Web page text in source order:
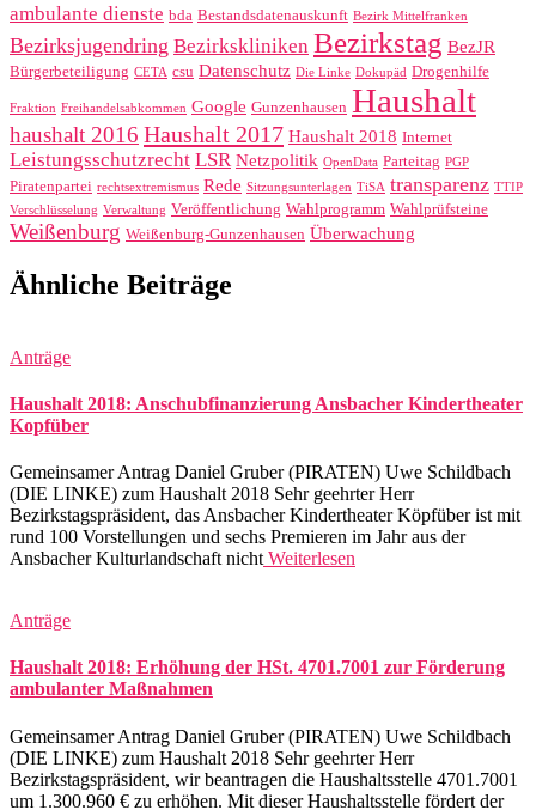
ambulante dienste bda Bestandsdatenauskunft Bezirk Mittelfranken
Bezirksjugendring Bezirkskliniken Bezirkstag BezJR
Bürgerbeteiligung CETA csu Datenschutz Die Linke Dokupäd Drogenhilfe
Fraktion Freihandelsabkommen Google Gunzenhausen Haushalt
haushalt 2016 Haushalt 2017 Haushalt 2018 Internet
Leistungsschutzrecht LSR Netzpolitik OpenData Parteitag PGP
Piratenpartei rechtsextremismus Rede Sitzungsunterlagen TiSA transparenz TTIP
Verschlüsselung Verwaltung Veröffentlichung Wahlprogramm Wahlprüfsteine
Weißenburg Weißenburg-Gunzenhausen Überwachung
Ähnliche Beiträge
Anträge
Haushalt 2018: Anschubfinanzierung Ansbacher Kindertheater
Kopfüber
Gemeinsamer Antrag Daniel Gruber (PIRATEN) Uwe Schildbach
(DIE LINKE) zum Haushalt 2018 Sehr geehrter Herr
Bezirkstagspräsident, das Ansbacher Kindertheater Köpfüber ist mit
rund 100 Vorstellungen und sechs Premieren im Jahr aus der
Ansbacher Kulturlandschaft nicht Weiterlesen
Anträge
Haushalt 2018: Erhöhung der HSt. 4701.7001 zur Förderung
ambulanter Maßnahmen
Gemeinsamer Antrag Daniel Gruber (PIRATEN) Uwe Schildbach
(DIE LINKE) zum Haushalt 2018 Sehr geehrter Herr
Bezirkstagspräsident, wir beantragen die Haushaltsstelle 4701.7001
um 1.300.960 € zu erhöhen. Mit dieser Haushaltsstelle fördert der